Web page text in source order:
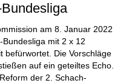
am 8. Januar 2022
mit 2 x 12
befürwortet. Die Vorschläge
auf ein geteiltes Echo.
der 2. Schach-